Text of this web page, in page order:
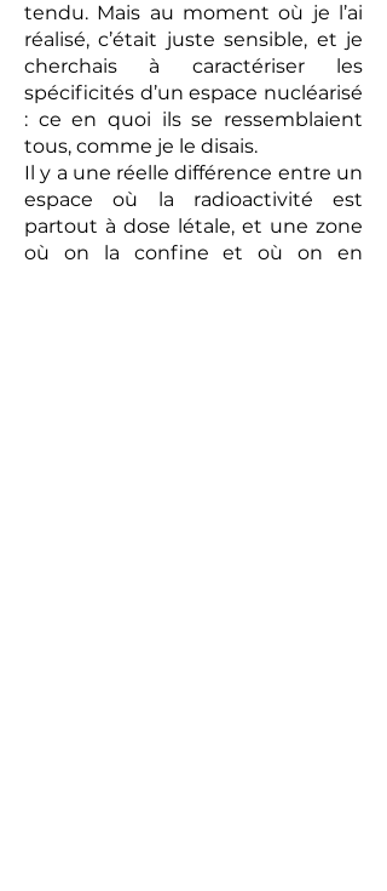
tendu. Mais au moment où je l’ai
réalisé, c’était juste sensible, et je
cherchais à caractériser les
spécificités d’un espace nucléarisé
: ce en quoi ils se ressemblaient
tous, comme je le disais.
Il y a une réelle différence entre un
espace où la radioactivité est
partout à dose létale, et une zone
où on la confine et où on en